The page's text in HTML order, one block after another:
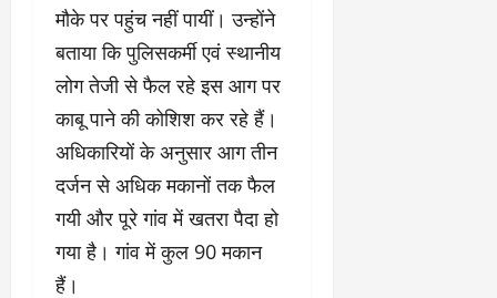
मौके पर पहुंच नहीं पायीं। उन्होंने
बताया कि पुलिसकर्मी एवं स्थानीय
लोग तेजी से फैल रहे इस आग पर
काबू पाने की कोशिश कर रहे हैं।
अधिकारियों के अनुसार आग तीन
दर्जन से अधिक मकानों तक फैल
गयी और पूरे गांव में खतरा पैदा हो
गया है। गांव में कुल 90 मकान
हैं।